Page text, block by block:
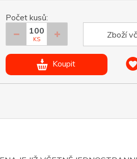
Počet kusů:
KS Zboží
Koupit